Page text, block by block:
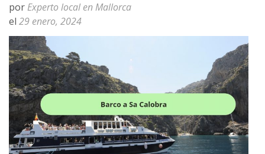
por Experto local en Mallorca
el 29 enero, 2024